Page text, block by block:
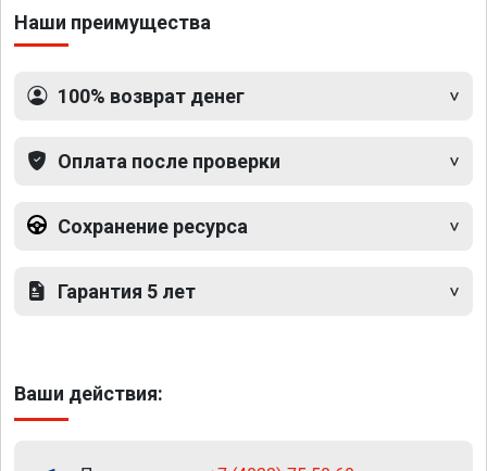
Наши преимущества
100% возврат денег
Оплата после проверки
Сохранение ресурса
Гарантия 5 лет
Ваши действия: